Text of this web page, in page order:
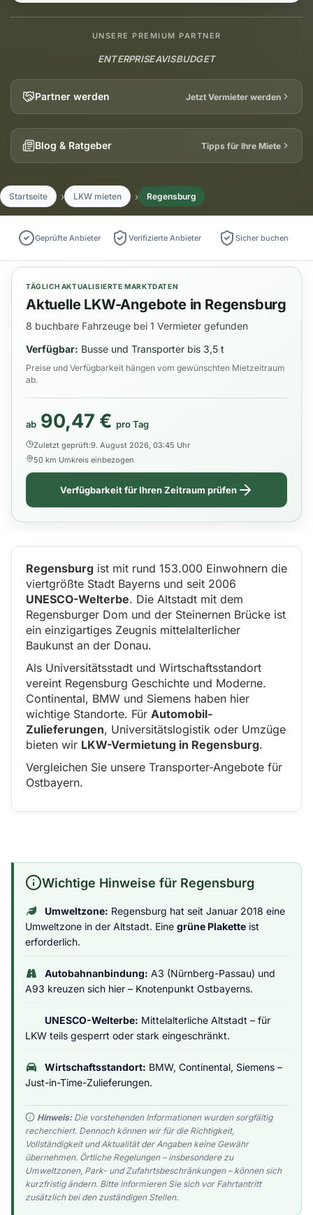
UNSERE PREMIUM PARTNER
ENTERPRISEAVISBUDGET
Partner werden Jetzt Vermieter werden
Blog & Ratgeber Tipps für Ihre Miete
Startseite LKW mieten Regensburg
Geprüfte Anbieter Verifizierte Anbieter Sicher buchen
TÄGLICH AKTUALISIERTE MARKTDATEN
Aktuelle LKW-Angebote in Regensburg
8 buchbare Fahrzeuge bei 1 Vermieter gefunden
Verfügbar: Busse und Transporter bis 3,5 t
Preise und Verfügbarkeit hängen vom gewünschten Mietzeitraum
ab.
ab 90,47 € pro Tag
Zuletzt geprüft:9. August 2026, 03:45 Uhr
50 km Umkreis einbezogen
Verfügbarkeit für Ihren Zeitraum prüfen
Regensburg ist mit rund 153.000 Einwohnern die
viertgrößte Stadt Bayerns und seit 2006
UNESCO-Welterbe. Die Altstadt mit dem
Regensburger Dom und der Steinernen Brücke ist
ein einzigartiges Zeugnis mittelalterlicher
Baukunst an der Donau.
Als Universitätsstadt und Wirtschaftsstandort
vereint Regensburg Geschichte und Moderne.
Continental, BMW und Siemens haben hier
wichtige Standorte. Für Automobil-
Zulieferungen, Universitätslogistik oder Umzüge
bieten wir LKW-Vermietung in Regensburg.
Vergleichen Sie unsere Transporter-Angebote für
Ostbayern.
Wichtige Hinweise für Regensburg
Umweltzone: Regensburg hat seit Januar 2018 eine
Umweltzone in der Altstadt. Eine grüne Plakette ist
erforderlich.
Autobahnanbindung: A3 (Nürnberg-Passau) und
A93 kreuzen sich hier – Knotenpunkt Ostbayerns.
UNESCO-Welterbe: Mittelalterliche Altstadt – für
LKW teils gesperrt oder stark eingeschränkt.
Wirtschaftsstandort: BMW, Continental, Siemens –
Just-in-Time-Zulieferungen.
Hinweis:Die vorstehenden Informationen wurden sorgfältig
recherchiert. Dennoch können wir für die Richtigkeit,
Vollständigkeit und Aktualität der Angaben keine Gewähr
übernehmen. Örtliche Regelungen – insbesondere zu
Umweltzonen, Park- und Zufahrtsbeschränkungen – können sich
kurzfristig ändern. Bitte informieren Sie sich vor Fahrtantritt
zusätzlich bei den zuständigen Stellen.